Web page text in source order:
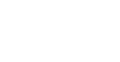
- Arnhem